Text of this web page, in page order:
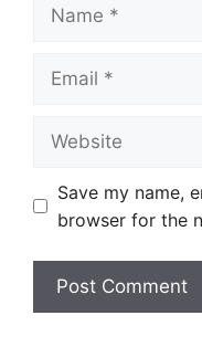
Save my name,
browser for the